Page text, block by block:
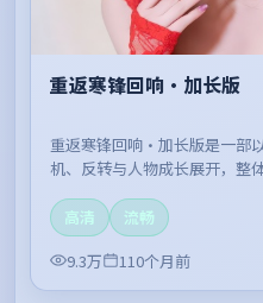
重返寒锋回响·加长版
重返寒锋回响·加长版是一部
机、反转与人物成长展开，整
高清
流畅
9.3万
110个月前